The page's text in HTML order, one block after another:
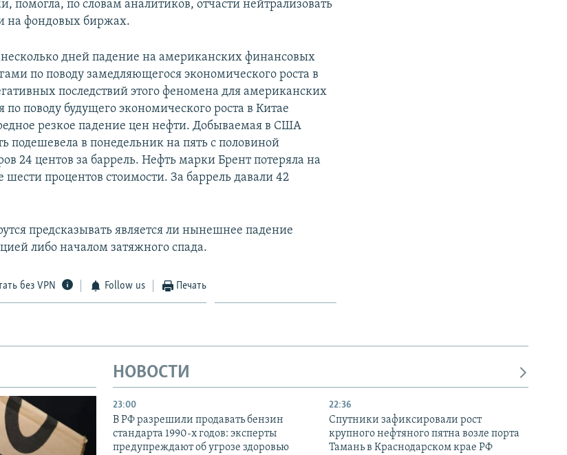
помогла, по словам аналитиков, отчасти нейтрализовать
на фондовых биржах.
дней падение на американских финансовых
по поводу замедляющегося экономического роста в
последствий этого феномена для американских
поводу будущего экономического роста в Китае
резкое падение цен нефти. Добываемая в США
подешевела в понедельник на пять с половиной
24 центов за баррель. Нефть марки Брент потеряла на
шести процентов стоимости. За баррель давали 42
предсказывать является ли нынешнее падение
либо началом затяжного спада.
без VPN Follow us Печать
НОВОСТИ
23:00
В РФ разрешили продавать бензин
стандарта 1990-х годов: эксперты
предупреждают об угрозе здоровью
22:36
Спутники зафиксировали рост
крупного нефтяного пятна возле порта
Тамань в Краснодарском крае РФ